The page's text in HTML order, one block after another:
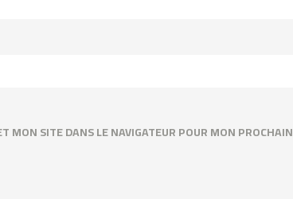
MON SITE DANS LE NAVIGATEUR POUR MON PROCHAIN